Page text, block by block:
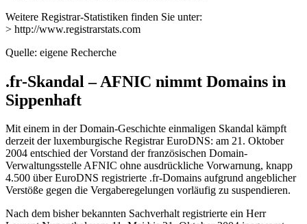
Weitere Registrar-Statistiken finden Sie unter:
> http://www.registrarstats.com
Quelle: eigene Recherche
.fr-Skandal – AFNIC nimmt Domains in
Sippenhaft
Mit einem in der Domain-Geschichte einmaligen Skandal kämpft
derzeit der luxemburgische Registrar EuroDNS: am 21. Oktober
2004 entschied der Vorstand der französischen Domain-
Verwaltungsstelle AFNIC ohne ausdrückliche Vorwarnung, knapp
4.500 über EuroDNS registrierte .fr-Domains aufgrund angeblicher
Verstöße gegen die Vergaberegelungen vorläufig zu suspendieren.
Nach dem bisher bekannten Sachverhalt registrierte ein Herr